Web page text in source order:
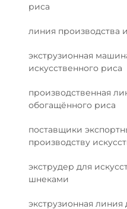
риса
линия производства
экструзионная
искусственного риса
производственная
обогащённого риса
поставщики
производству
экструдер для
шнеками
экструзионная